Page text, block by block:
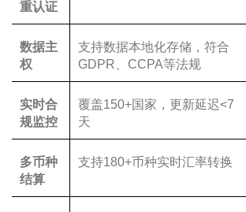
重认证
数据主
权
支持数据本地化存储，符合
GDPR、CCPA等法规
实时合
规监控
覆盖150+国家，更新延迟<7
天
多币种
结算
支持180+币种实时汇率转换